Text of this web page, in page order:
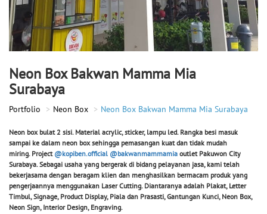
Neon Box Bakwan Mamma Mia
Surabaya
Portfolio Neon Box Neon Box Bakwan Mamma Mia Surabaya
Neon box bulat 2 sisi. Material acrylic, sticker, lampu led. Rangka besi masuk
sampai ke dalam neon box sehingga pemasangan kuat dan tidak mudah
miring. Project @kopiben.official @bakwanmammamia outlet Pakuwon City
Surabaya. Sebagai usaha yang bergerak di bidang pelayanan jasa, kami telah
bekerjasama dengan beragam klien dan menghasilkan bermacam produk yang
pengerjaannya menggunakan Laser Cutting. Diantaranya adalah Plakat, Letter
Timbul, Signage, Product Display, Piala dan Prasasti, Gantungan Kunci, Neon Box,
Neon Sign, Interior Design, Engraving.